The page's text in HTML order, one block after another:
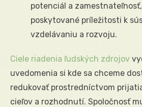
potenciál a
poskytované príležitosti k
vzdelávaniu a rozvoju.
Ciele riadenia ľudských zdrojov
uvedomenia si kde sa chceme
redukovať prostredníctvom
cieľov a rozhodnutí. Spoločnosť